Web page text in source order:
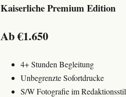
Kaiserliche Premium Edition
Ab €1.650
4+ Stunden Begleitung
Unbegrenzte Sofortdrucke
S/W Fotografie im Redaktionsstil